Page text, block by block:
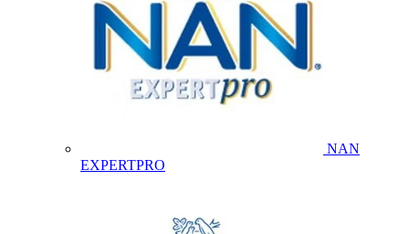
NAN
EXPERTPRO